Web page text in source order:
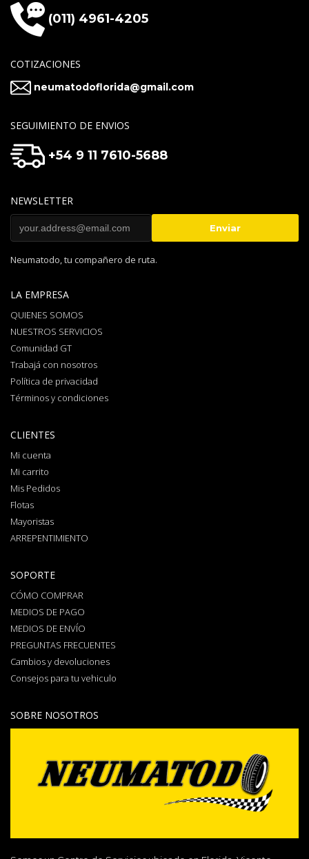
(011) 4961-4205
COTIZACIONES
neumatodoflorida@gmail.com
SEGUIMIENTO DE ENVIOS
+54 9 11 7610-5688
NEWSLETTER
Neumatodo, tu compañero de ruta.
LA EMPRESA
QUIENES SOMOS
NUESTROS SERVICIOS
Comunidad GT
Trabajá con nosotros
Política de privacidad
Términos y condiciones
CLIENTES
Mi cuenta
Mi carrito
Mis Pedidos
Flotas
Mayoristas
ARREPENTIMIENTO
SOPORTE
CÓMO COMPRAR
MEDIOS DE PAGO
MEDIOS DE ENVÍO
PREGUNTAS FRECUENTES
Cambios y devoluciones
Consejos para tu vehiculo
SOBRE NOSOTROS